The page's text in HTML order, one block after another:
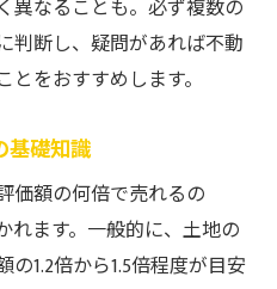
異なることも。必ず複数の
判断し、疑問があれば不動
をおすすめします。
基礎知識
価額の何倍で売れるの
れます。一般的に、土地の
1.2倍から1.5倍程度が目安